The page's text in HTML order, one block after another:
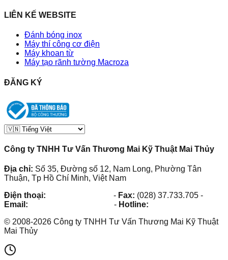
LIÊN KẾ WEBSITE
Đánh bóng inox
Máy thí công cơ điện
Máy khoan từ
Máy tạo rãnh tường Macroza
ĐĂNG KÝ
Công ty TNHH Tư Vấn Thương Mai Kỹ Thuật Mai Thủy
Địa chỉ: Số 35, Đường số 12, Nam Long, Phường Tân
Thuận, Tp Hồ Chí Minh, Việt Nam
Điện thoại:
- Fax: (028) 37.733.705 -
Email:
- Hotline:
© 2008-2026 Công ty TNHH Tư Vấn Thương Mai Kỹ Thuật
Mai Thủy